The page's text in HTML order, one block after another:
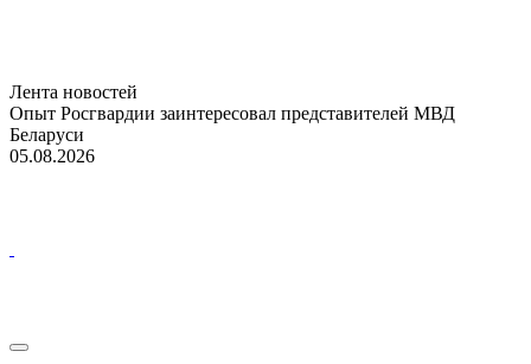
Лента новостей
Опыт Росгвардии заинтересовал представителей МВД
Беларуси
05.08.2026